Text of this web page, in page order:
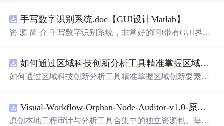
手写数字识别系统.doc【GUI设计Matlab】
资 源 简 介 手写数字识别系统，非常好的啊!带有GUI界
带有直观的图形用户界面（GUI），非常容易使用。你只
需要将手写数字输入系统，它将立即给出准确的识别结
是一个非常方便和实用的工具，你一定会喜欢它的！
如何通过区域科技创新分析工具精准掌握区域创新要素分布与产业链融合现状？.docx
如何通过区域科技创新分析工具精准掌握区域创新要素分
Visual-Workflow-Orphan-Node-Auditor-v1.0-原创源码与文档.zip
原创本地工程审计与分析工具合集中的独立资源包。每个